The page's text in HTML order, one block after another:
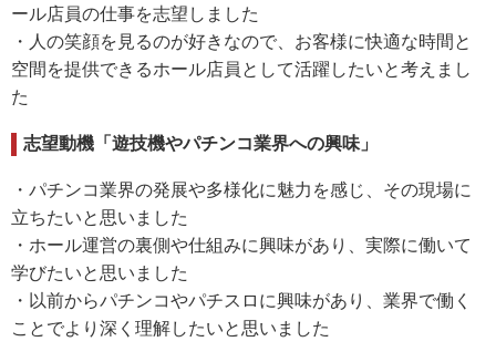
ール店員の仕事を志望しました
・人の笑顔を見るのが好きなので、お客様に快適な時間と
空間を提供できるホール店員として活躍したいと考えまし
た
志望動機「遊技機やパチンコ業界への興味」
・パチンコ業界の発展や多様化に魅力を感じ、その現場に
立ちたいと思いました
・ホール運営の裏側や仕組みに興味があり、実際に働いて
学びたいと思いました
・以前からパチンコやパチスロに興味があり、業界で働く
ことでより深く理解したいと思いました